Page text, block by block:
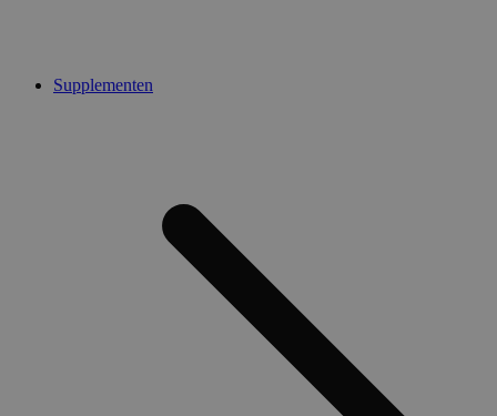
Supplementen